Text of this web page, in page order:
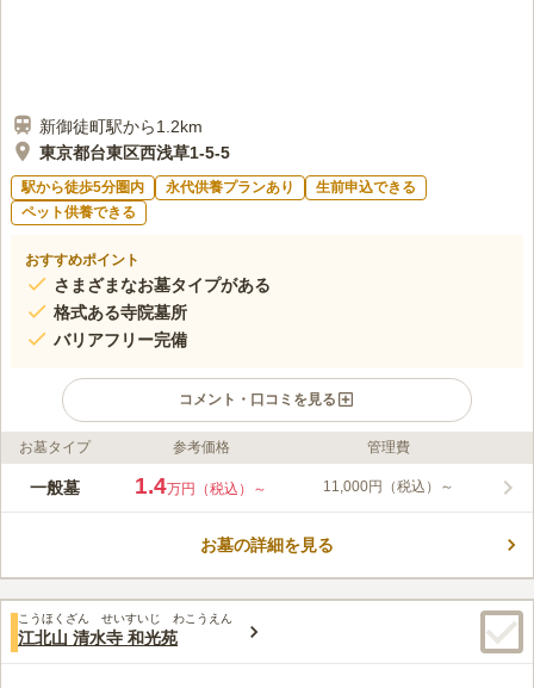
新御徒町駅から1.2km
東京都台東区西浅草1-5-5
駅から徒歩5分圏内 永代供養プランあり
生前申込できる
ペット供養できる
おすすめポイント
さまざまなお墓タイプがある
格式ある寺院墓所
バリアフリー完備
コメント・口コミを見る
ライフドット編集部のコメント
「田原町駅」「浅草駅」「上野駅」と、複数の最寄り駅から徒歩
呼ばれてきた浄土真宗東本願寺派 本山 東本願寺では、古い歴史
連れの方でも安心してお参りすることができます。
口コミ評価
みんなの評価
4.0
30代男性
自宅から近いので自宅の近くにある花屋で買ってから行くことが
お墓タイプ 参考価格 管理費
一般墓 1.4万円（税込）～ 11,000円（税込）～
お墓の詳細を見る
こうほくざん せいすいじ わこうえん
江北山 清水寺 和光苑